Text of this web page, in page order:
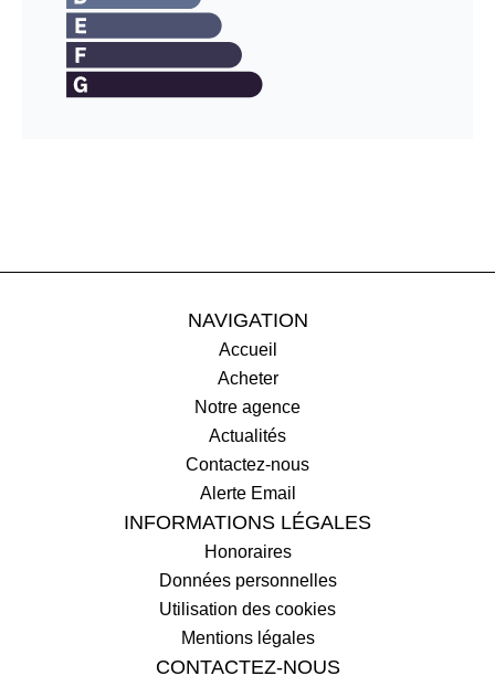
NAVIGATION
Accueil
Acheter
Notre agence
Actualités
Contactez-nous
Alerte Email
INFORMATIONS LÉGALES
Honoraires
Données personnelles
Utilisation des cookies
Mentions légales
CONTACTEZ-NOUS